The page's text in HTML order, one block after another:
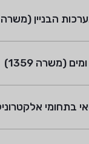
הבניין (משרה 1358)
(משרה 1359)